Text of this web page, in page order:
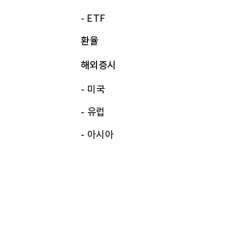
- ETF
환율
해외증시
- 미국
- 유럽
- 아시아